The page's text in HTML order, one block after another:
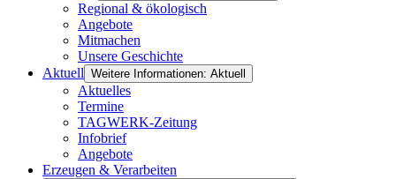
Regional & ökologisch
Angebote
Mitmachen
Unsere Geschichte
Aktuell Weitere Informationen: Aktuell
Aktuelles
Termine
TAGWERK-Zeitung
Infobrief
Angebote
Erzeugen & Verarbeiten